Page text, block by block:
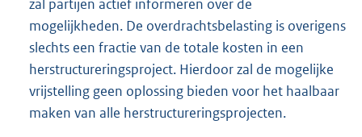
zal partijen actief informeren over de
mogelijkheden. De overdrachtsbelasting is overigens
slechts een fractie van de totale kosten in een
herstructureringsproject. Hierdoor zal de mogelijke
vrijstelling geen oplossing bieden voor het haalbaar
maken van alle herstructureringsprojecten.